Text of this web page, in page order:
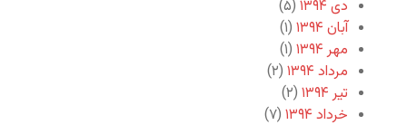
دی ۱۳۹۴
(۵)
آبان ۱۳۹۴
(۱)
مهر ۱۳۹۴
(۱)
مرداد ۱۳۹۴
(۲)
تیر ۱۳۹۴
(۲)
خرداد ۱۳۹۴
(۷)